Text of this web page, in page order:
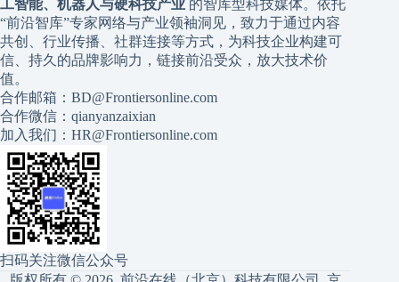
工智能、机器人与硬科技产业 的智库型科技媒体。依托
“前沿智库”专家网络与产业领袖洞见，致力于通过内容
共创、行业传播、社群连接等方式，为科技企业构建可
信、持久的品牌影响力，链接前沿受众，放大技术价
值。
合作邮箱：BD@Frontiersonline.com
合作微信：qianyanzaixian
加入我们：HR@Frontiersonline.com
扫码关注微信公众号